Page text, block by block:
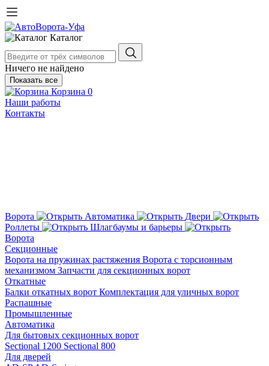
Каталог
Ничего не найдено
Показать все
Корзина 0
Наши работы
Контакты
Ворота Автоматика
Двери
Роллеты
Шлагбаумы и барьеры
Ворота
Секционные
Ворота на пружинах растяжения Ворота с торсионным
механизмом Запчасти для секционных ворот
Откатные
Балки откатных ворот Комплектация для уличных ворот
Распашные
Промышленные
Автоматика
Для бытовых секционных ворот
Sectional 1200 Sectional 800
Для дверей